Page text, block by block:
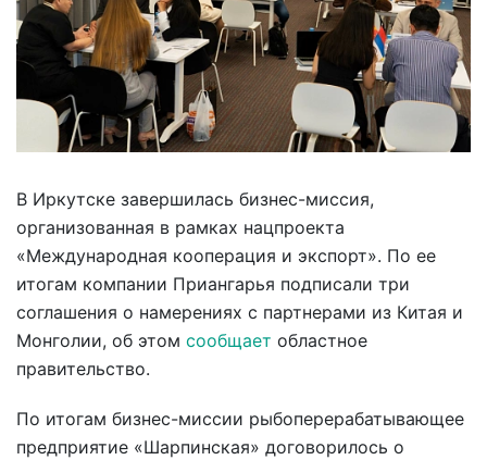
В Иркутске завершилась бизнес-миссия,
организованная в рамках нацпроекта
«Международная кооперация и экспорт». По ее
итогам компании Приангарья подписали три
соглашения о намерениях с партнерами из Китая и
Монголии, об этом сообщает областное
правительство.
По итогам бизнес-миссии рыбоперерабатывающее
предприятие «Шарпинская» договорилось о